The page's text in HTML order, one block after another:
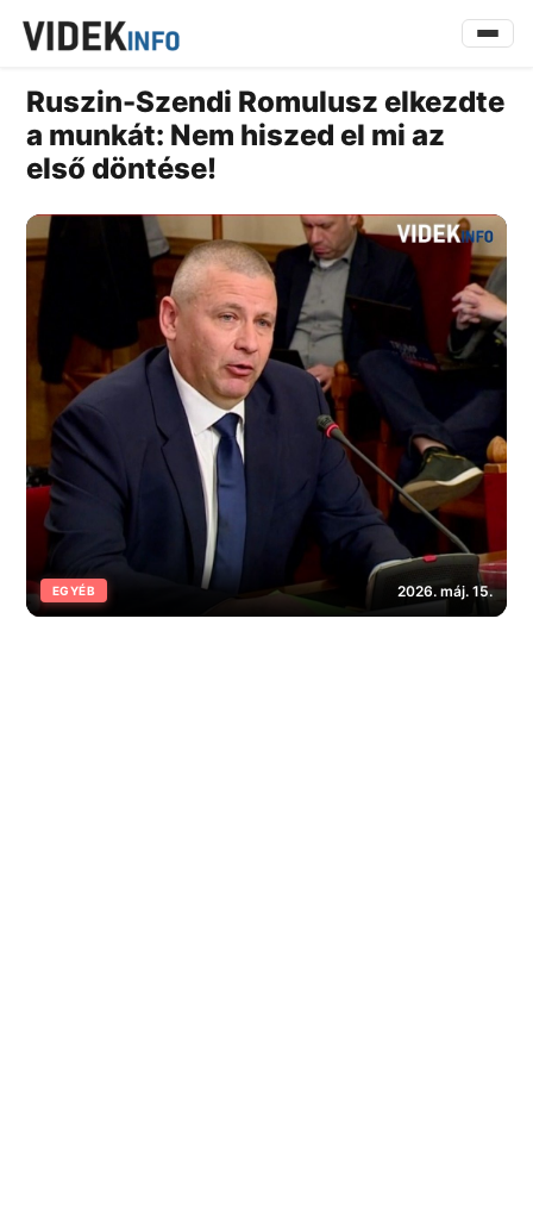
Ruszin-Szendi Romulusz elkezdte
a munkát: Nem hiszed el mi az
első döntése!
EGYÉB 2026. máj. 15.